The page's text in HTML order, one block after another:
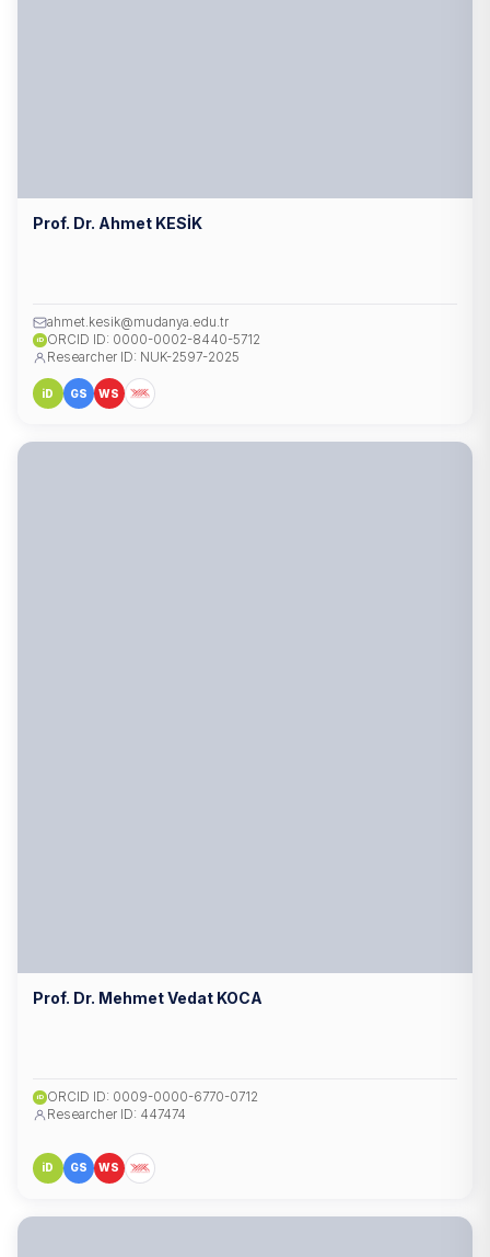
Prof. Dr. Ahmet KESİK
ahmet.kesik@mudanya.edu.tr
iD ORCID ID: 0000-0002-8440-5712
Researcher ID: NUK-2597-2025
iD GS WS
Prof. Dr. Mehmet Vedat KOCA
iD ORCID ID: 0009-0000-6770-0712
Researcher ID: 447474
iD GS WS